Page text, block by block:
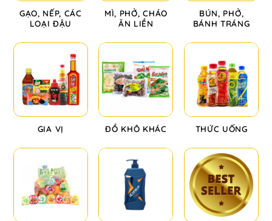
GẠO, NẾP, CÁC
LOẠI ĐẬU
MÌ, PHỞ, CHÁO
ĂN LIỀN
BÚN, PHỞ,
BÁNH TRÁNG
GIA VỊ ĐỒ KHÔ KHÁC THỨC UỐNG